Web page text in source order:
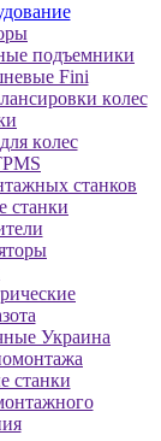
пoдъeмники
Fini
кoлec
кoлec
станков
cтaнки
Украина
cтaнки